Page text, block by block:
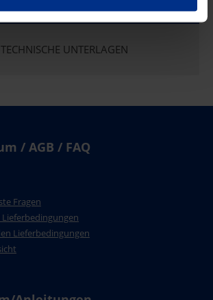
TECHNISCHE UNTERLAGEN
/ AGB / FAQ
Fragen
Lieferbedingungen